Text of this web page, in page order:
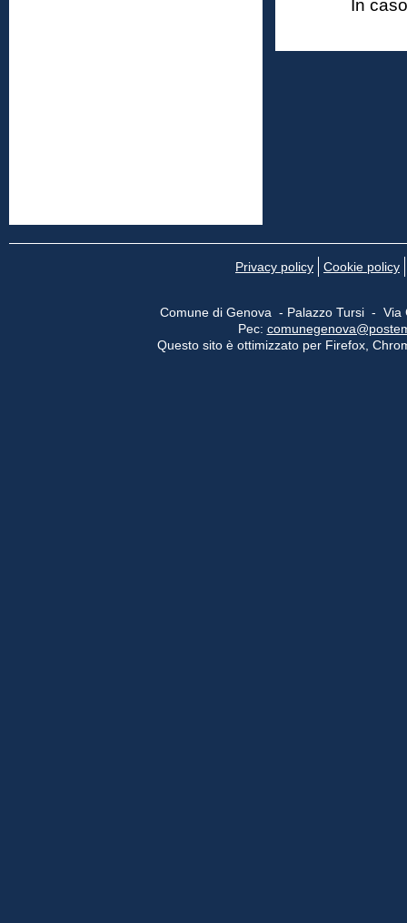
In
Privacy policy Cookie policy
Comune di Genova - Palazzo Tursi -
Pec:
Questo sito è ottimizzato per Firefox,